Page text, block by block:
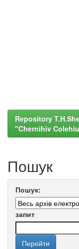
Repository
"Chernihiv
Пошук
Пошук:
запит